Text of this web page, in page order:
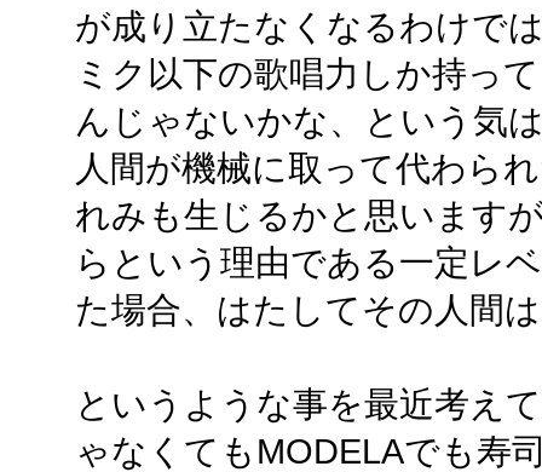
が成り立たなくなるわけで
ミク以下の歌唱力しか持っ
んじゃないかな、という気
人間が機械に取って代わら
れみも生じるかと思います
らという理由である一定レ
た場合、はたしてその人間
というような事を最近考え
ゃなくてもMODELAでも寿